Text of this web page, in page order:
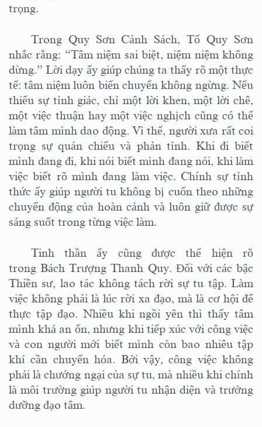
trọng.
Trong Quy Sơn Cảnh Sách, Tổ Quy Sơn
nhắc rằng: “Tâm niệm sai biệt, niệm niệm không
dừng.” Lời dạy ấy giúp chúng ta thấy rõ một thực
tế: tâm niệm luôn biến chuyển không ngừng. Nếu
thiếu sự tỉnh giác, chỉ một lời khen, một lời chê,
một việc thuận hay một việc nghịch cũng có thể
làm tâm mình dao động. Vì thế, người xưa rất coi
trọng sự quán chiếu và phản tỉnh. Khi đi biết
mình đang đi, khi nói biết mình đang nói, khi làm
việc biết rõ mình đang làm việc. Chính sự tỉnh
thức ấy giúp người tu không bị cuốn theo những
chuyển động của hoàn cảnh và luôn giữ được sự
sáng suốt trong từng việc làm.
Tinh thần ấy cũng được thể hiện rõ
trong Bách Trượng Thanh Quy. Đối với các bậc
Thiền sư, lao tác không tách rời sự tu tập. Làm
việc không phải là lúc rời xa đạo, mà là cơ hội để
thực tập đạo. Nhiều khi ngồi yên thì thấy tâm
mình khá an ổn, nhưng khi tiếp xúc với công việc
và con người mới biết mình còn bao nhiêu tập
khí cần chuyển hóa. Bởi vậy, công việc không
phải là chướng ngại của sự tu, mà nhiều khi chính
là môi trường giúp người tu nhận diện và trưởng
dưỡng đạo tâm.